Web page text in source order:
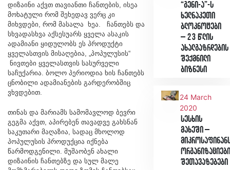
დიზაინი აქვთ თავიანთი ჩანთების, ისეა
მოხატული რომ შეხედავ ვერც კი
მიხვდები, რომ მასალა ხეა. ჩანთებს და
სხვადასხვა აქსესუარს ყველა ასაკის
ადამიანი ყიდულობს ეს პროდუქტი
ყველასთვის მისაღებია, „პოპულუსის“
ნივთები ყველასთვის სასურველი
საჩუქარია. ბოლო პერიოდია ხის ჩანთებს
ცნობილი ადამიანების გარდერობშიც
ვხვდებით.
თინას და მარიამს სამომავლოდ ბევრი
გეგმა აქვთ, აპირებენ თავადვე გახსნან
საკუთარი მაღაზია, სადაც მხოლოდ
პოპულუსის პროდუქცია იქნება
წარმოდგენილი. მუშაობენ ახალი
დიზაინის ჩანთებზე და სულ მალე
“გენი-ა”-ს
ხელნაკეთი
ბლოკნოტები
– 23 წლის
ახალგაზრდების
შექმნილი
ბიზნესი
24 March
2020
სესხის
მახეში –
შეთავაზებები